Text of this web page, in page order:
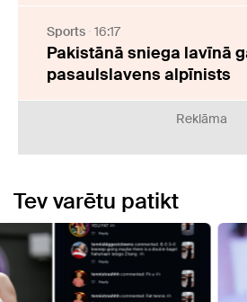
Sports 16:17
Pakistānā sniega lavīnā
pasaulslavens alpīnists
Reklāma
Tev varētu patikt